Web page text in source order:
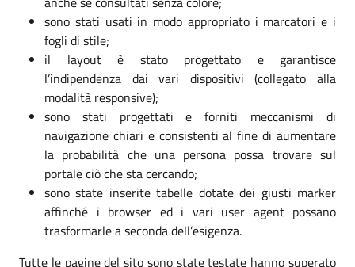
sono stati usati in modo appropriato i marcatori e i
fogli di stile;
il layout è stato progettato e garantisce
l’indipendenza dai vari dispositivi (collegato alla
modalità responsive);
sono stati progettati e forniti meccanismi di
navigazione chiari e consistenti al fine di aumentare
la probabilità che una persona possa trovare sul
portale ciò che sta cercando;
sono state inserite tabelle dotate dei giusti marker
affinché i browser ed i vari user agent possano
trasformarle a seconda dell’esigenza.
Tutte le pagine del sito sono state testate hanno superato